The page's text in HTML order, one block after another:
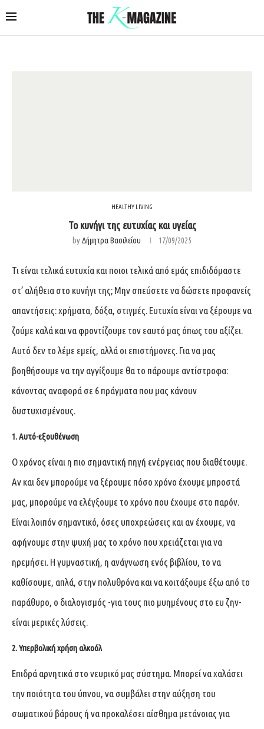
HEALTHY LIVING
Το κυνήγι της ευτυχίας και υγείας
byΔήμητρα Βασιλείου 17/09/2025
Τι είναι τελικά ευτυχία και ποιοι τελικά από εμάς επιδιδόμαστε
στ’ αλήθεια στο κυνήγι της; Μην σπεύσετε να δώσετε προφανείς
απαντήσεις: χρήματα, δόξα, στιγμές. Ευτυχία είναι να ξέρουμε να
ζούμε καλά και να φροντίζουμε τον εαυτό μας όπως του αξίζει.
Αυτό δεν το λέμε εμείς, αλλά οι επιστήμονες. Για να μας
βοηθήσουμε να την αγγίξουμε θα το πάρουμε αντίστροφα:
κάνοντας αναφορά σε 6 πράγματα που μας κάνουν
δυστυχισμένους.
1. Αυτό-εξουθένωση
Ο χρόνος είναι η πιο σημαντική πηγή ενέργειας που διαθέτουμε.
Αν και δεν μπορούμε να ξέρουμε πόσο χρόνο έχουμε μπροστά
μας, μπορούμε να ελέγξουμε το χρόνο που έχουμε στο παρόν.
Είναι λοιπόν σημαντικό, όσες υποχρεώσεις και αν έχουμε, να
αφήνουμε στην ψυχή μας το χρόνο που χρειάζεται για να
ηρεμήσει. Η γυμναστική, η ανάγνωση ενός βιβλίου, το να
καθίσουμε, απλά, στην πολυθρόνα και να κοιτάξουμε έξω από το
παράθυρο, ο διαλογισμός -για τους πιο μυημένους στο ευ ζην-
είναι μερικές λύσεις.
2. Υπερβολική χρήση αλκοόλ
Επιδρά αρνητικά στο νευρικό μας σύστημα. Μπορεί να χαλάσει
την ποιότητα του ύπνου, να συμβάλει στην αύξηση του
σωματικού βάρους ή να προκαλέσει αίσθημα μετάνοιας για